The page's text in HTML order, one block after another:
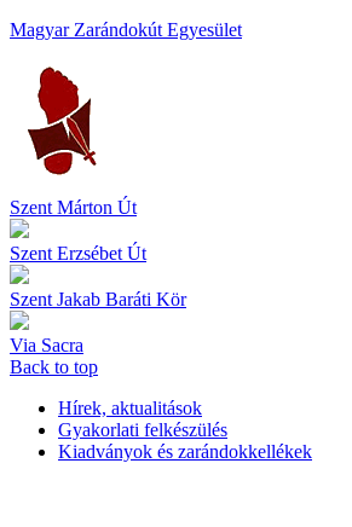
Magyar Zarándokút Egyesület
Szent Márton Út
Szent Erzsébet Út
Szent Jakab Baráti Kör
Via Sacra
Back to top
Hírek, aktualitások
Gyakorlati felkészülés
Kiadványok és zarándokkellékek